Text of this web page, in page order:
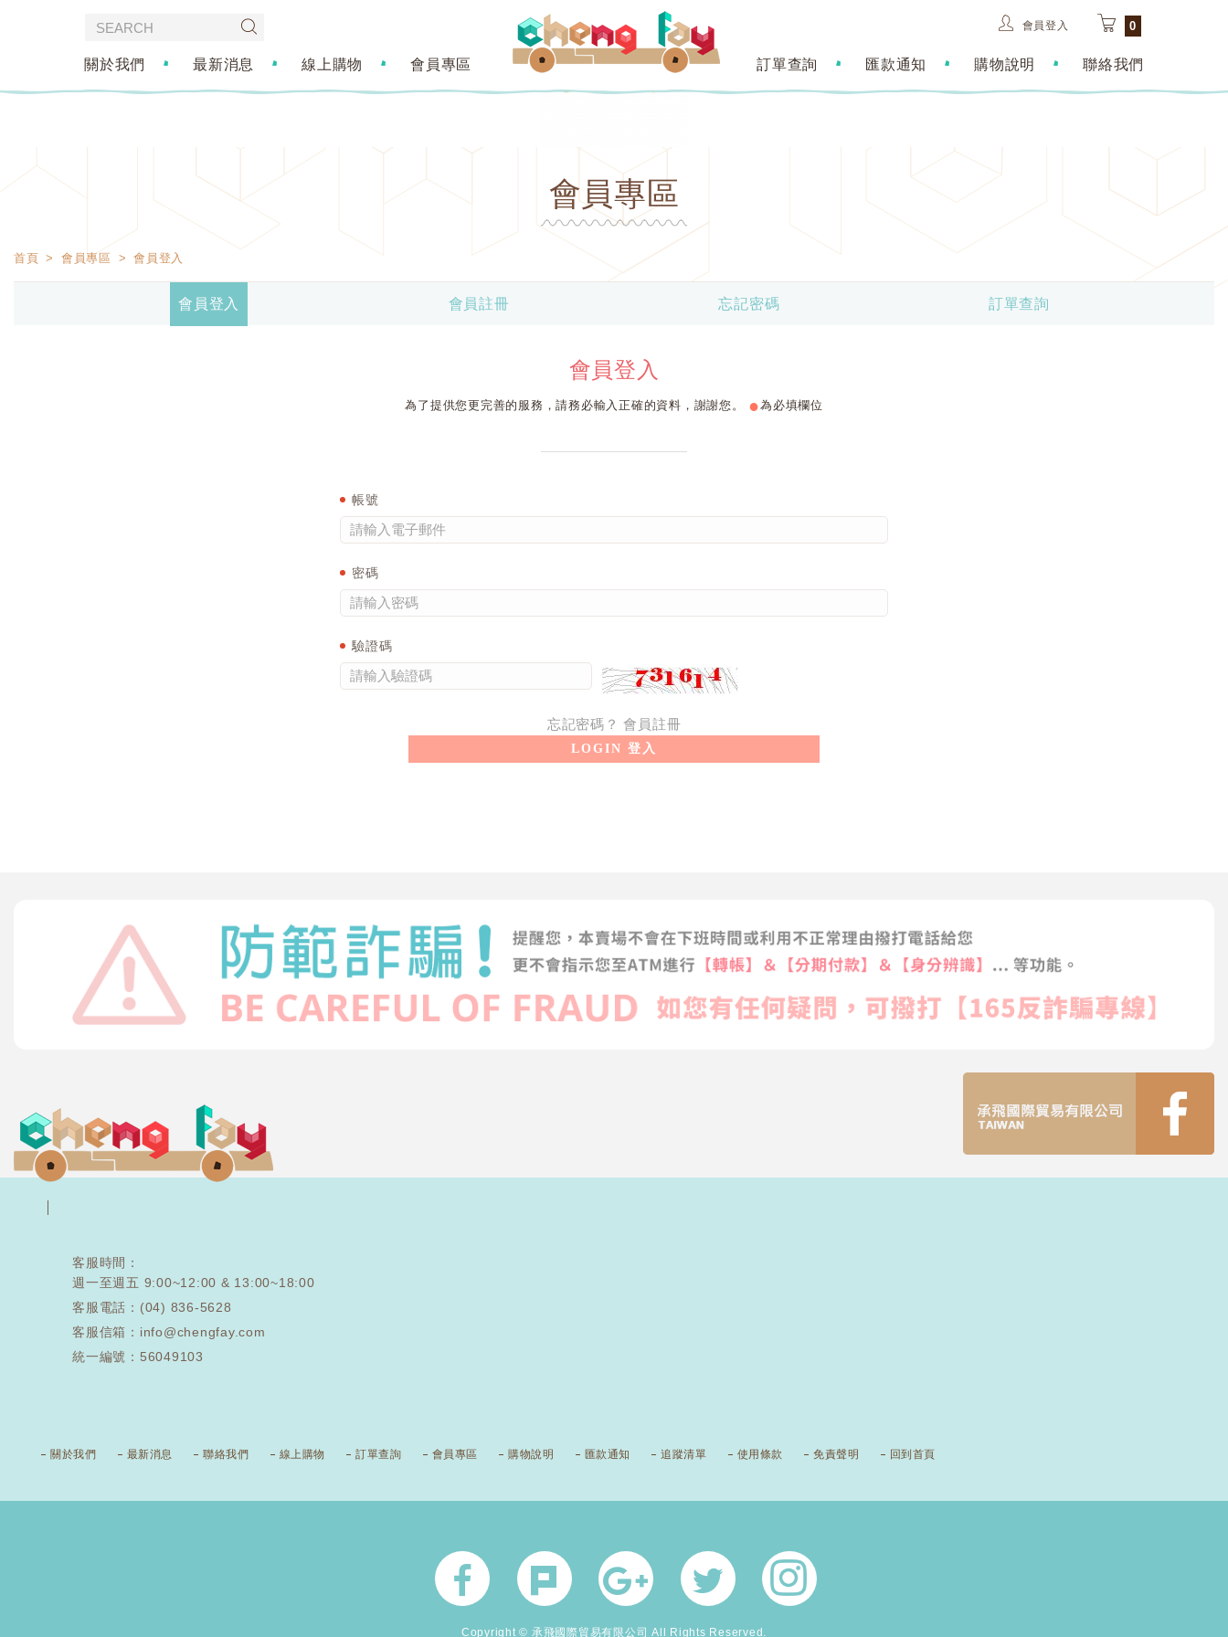
會員登入 0
關於我們 最新消息 線上購物 會員專區 訂單查詢 匯款通知 購物說明 聯絡我們
會員專區
首頁 會員專區 會員登入
會員登入 會員註冊 忘記密碼 訂單查詢
會員登入
為了提供您更完善的服務，請務必輸入正確的資料，謝謝您。 ●為必填欄位
帳號
密碼
驗證碼
忘記密碼？ 會員註冊
LOGIN 登入
客服時間：
週一至週五 9:00~12:00 & 13:00~18:00
客服電話： (04) 836-5628
客服信箱：info@chengfay.com
統一編號：56049103
關於我們 最新消息 聯絡我們 線上購物 訂單查詢 會員專區 購物說明 匯款通知 追蹤清單 使用條款 免責聲明 回到首頁
Copyright © 承飛國際貿易有限公司 All Rights Reserved.